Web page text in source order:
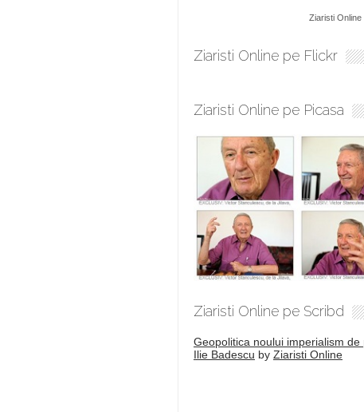
Ziaristi Online
Ziaristi Online pe Flickr
Ziaristi Online pe Picasa
Ziaristi Online pe Scribd
Geopolitica noului imperialism de
Ilie Badescu by Ziaristi Online